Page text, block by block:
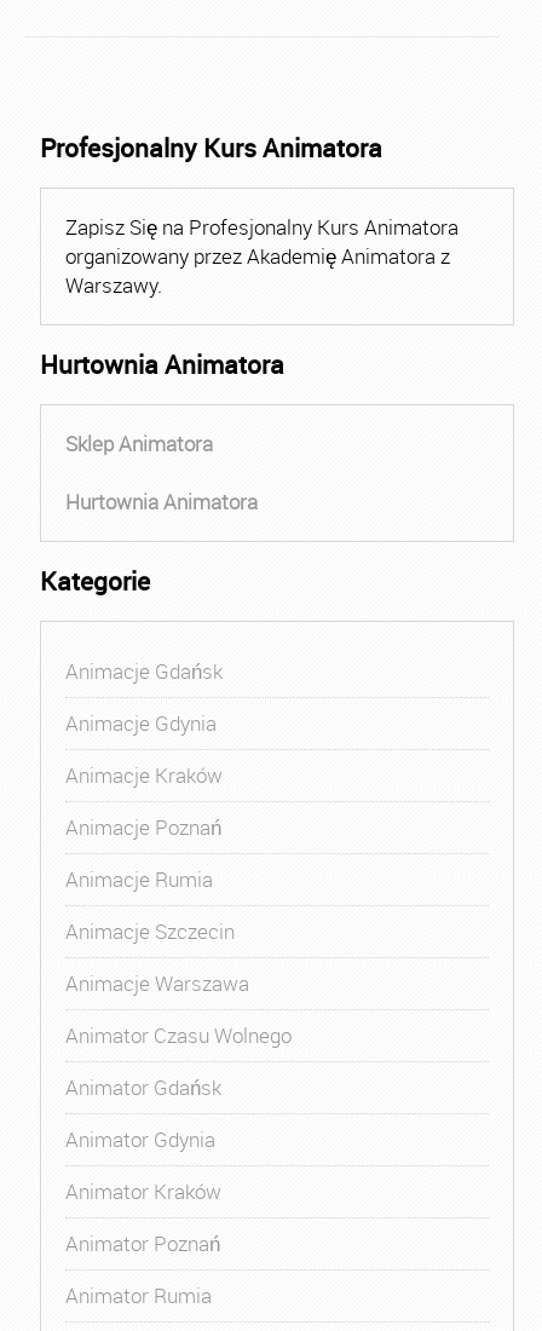
Profesjonalny Kurs Animatora
Zapisz Się na Profesjonalny Kurs Animatora
organizowany przez Akademię Animatora z
Warszawy.
Hurtownia Animatora
Sklep Animatora
Hurtownia Animatora
Kategorie
Animacje Gdańsk
Animacje Gdynia
Animacje Kraków
Animacje Poznań
Animacje Rumia
Animacje Szczecin
Animacje Warszawa
Animator Czasu Wolnego
Animator Gdańsk
Animator Gdynia
Animator Kraków
Animator Poznań
Animator Rumia